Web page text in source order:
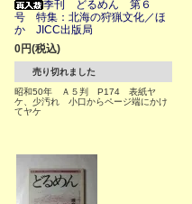
季刊 どるめん 第６
号 特集：北海の狩猟文化／ほ
か JICC出版局
0円(税込)
売り切れました
昭和50年 Ａ５判 P174 表紙ヤ
ケ、少汚れ 小口からページ端にかけ
てヤケ